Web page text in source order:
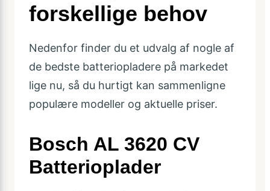
forskellige behov
Nedenfor finder du et udvalg af nogle af
de bedste batteriopladere på markedet
lige nu, så du hurtigt kan sammenligne
populære modeller og aktuelle priser.
Bosch AL 3620 CV
Batterioplader